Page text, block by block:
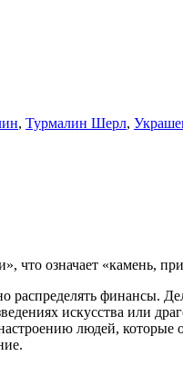
, Турмалин Шерл,
что означает «камень,
финансы.
искусства или
людей,